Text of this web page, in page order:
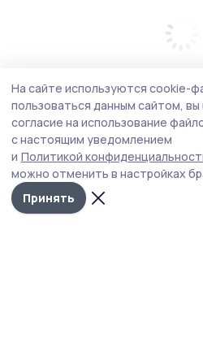
На сайте используются cookie-
пользоваться данным сайтом,
согласие на использование
с настоящим уведомлением
и Политикой
можно отменить в настройках
Принять